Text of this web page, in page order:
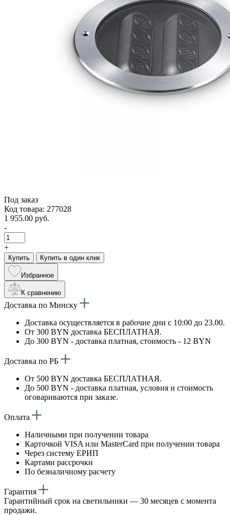
Под заказ
Код товара: 277028
1 955.00 руб.
-
+
Купить Купить в один клик
Избранное
К сравнению
Доставка по Минску
Доставка осуществляется в рабочие дни с 10:00 до 23.00.
От 300 BYN доставка БЕСПЛАТНАЯ.
До 300 BYN - доставка платная, стоимость - 12 BYN
Доставка по РБ
От 500 BYN доставка БЕСПЛАТНАЯ.
До 500 BYN - доставка платная, условия и стоимость
оговариваются при заказе.
Оплата
Наличными при получении товара
Карточкой VISA или MasterCard при получении товара
Через систему ЕРИП
Картами рассрочки
По безналичному расчету
Гарантия
Гарантийный срок на светильники — 30 месяцев с момента
продажи.